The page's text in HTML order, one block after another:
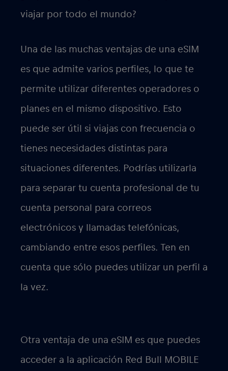
viajar por todo el mundo?
Una de las muchas ventajas de una eSIM
es que admite varios perfiles, lo que te
permite utilizar diferentes operadores o
planes en el mismo dispositivo. Esto
puede ser útil si viajas con frecuencia o
tienes necesidades distintas para
situaciones diferentes. Podrías utilizarla
para separar tu cuenta profesional de tu
cuenta personal para correos
electrónicos y llamadas telefónicas,
cambiando entre esos perfiles. Ten en
cuenta que sólo puedes utilizar un perfil a
la vez.
Otra ventaja de una eSIM es que puedes
acceder a la aplicación Red Bull MOBILE